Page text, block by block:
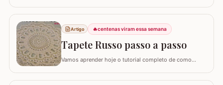
como confeccionar um Barradinho para Toalha de
Banho ou Toalha de Rosto passo a passo. Esse
trabalho transforma uma peça simples em um item de
decoração de luxo, ideal para presentear ou para…
Artigo 🔥centenas viram essa semana
Tapete Russo passo a passo
Vamos aprender hoje o tutorial completo de como